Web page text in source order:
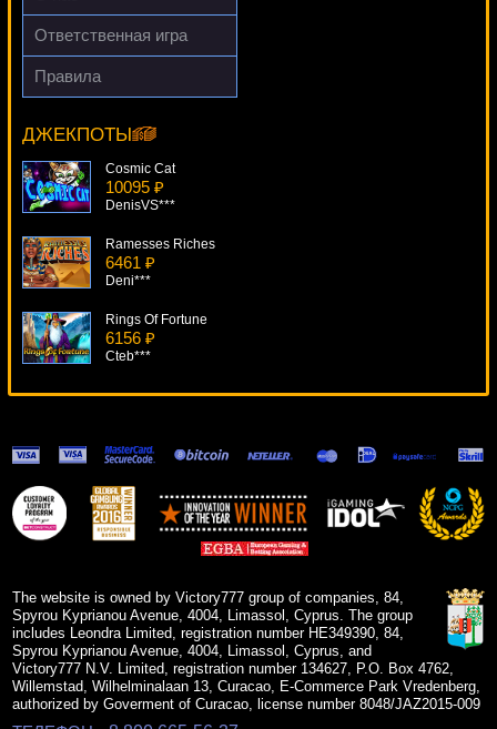
Deni***
Ответственная игра
Правила
ДЖЕКПОТЫ
Evolution
ivan-lev***
Cosmic Cat
10095 ₽
DenisVS***
Ramesses Riches
6461 ₽
Deni***
Rings Of Fortune
6156 ₽
Cteb***
Revolution
9541 ₽
verkhovod***
Gryphon's Gold
The website is owned by Victory777 group of companies, 84,
Spyrou Kyprianou Avenue, 4004, Limassol, Cyprus. The group
includes Leondra Limited, registration number HE349390, 84,
Spyrou Kyprianou Avenue, 4004, Limassol, Cyprus, and
Victory777 N.V. Limited, registration number 134627, P.O. Box 4762,
Willemstad, Wilhelminalaan 13, Curacao, E-Commerce Park Vredenberg,
authorized by Goverment of Curacao, license number 8048/JAZ2015-009